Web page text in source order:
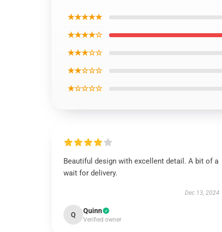
★★★★★
★★★★☆
★★★☆☆
★★☆☆☆
★☆☆☆☆
Beautiful design with excellent detail. A bit of a
wait for delivery.
Dec 13, 2024
Q Quinn
Verified owner